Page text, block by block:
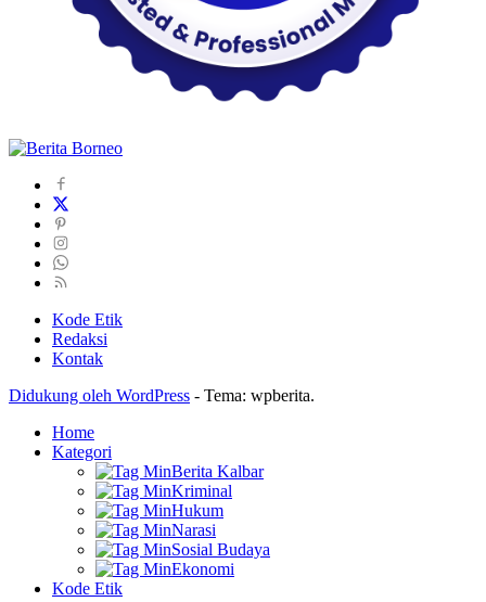
Kode Etik
Redaksi
Kontak
Didukung oleh WordPress - Tema: wpberita.
Home
Kategori
Berita Kalbar
Kriminal
Hukum
Narasi
Sosial Budaya
Ekonomi
Kode Etik